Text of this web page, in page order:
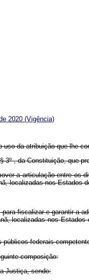
2020 (Vigência)
uso da atribuição que lhe
3º , da Constituição, que
a articulação entre os
localizadas nos Estados
fiscalizar e garantir a
localizadas nos
públicos federais
composição:
Justiça, sendo: